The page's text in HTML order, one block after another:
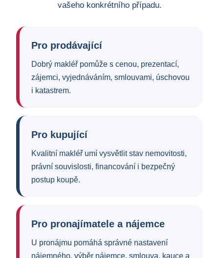
vašeho konkrétního případu.
Pro prodávající
Dobrý makléř pomůže s cenou, prezentací,
zájemci, vyjednáváním, smlouvami, úschovou
i katastrem.
Pro kupující
Kvalitní makléř umí vysvětlit stav nemovitosti,
právní souvislosti, financování i bezpečný
postup koupě.
Pro pronajímatele a nájemce
U pronájmu pomáhá správné nastavení
nájemného, výběr nájemce, smlouva, kauce a